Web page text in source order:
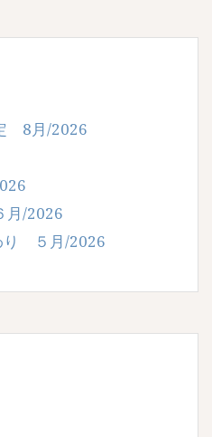
8月/2026
月/2026
り ５月/2026